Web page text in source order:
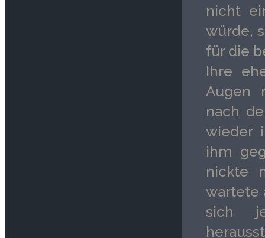
nicht
würde,
für die
Ihre
Augen
nach
wieder
ihm
nickte
wartete
sich